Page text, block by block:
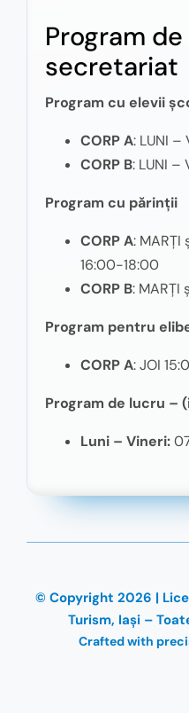
Program
secretariat
Program cu elevii
CORP A: LUNI –
CORP B: LUNI –
Program cu părinții
CORP A:
16:00-18:00
CORP B:
Program pentru
CORP A: JOI
Program de lucru –
Luni – Vineri:
© Copyright 2026 |
Turism, Iași –
Crafted with